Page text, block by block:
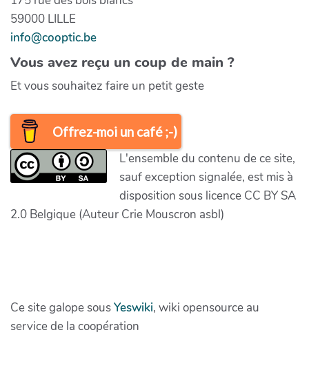
59000 LILLE
info@cooptic.be
Vous avez reçu un coup de main ?
Et vous souhaitez faire un petit geste
Offrez-moi un café ;-)
L'ensemble du contenu de ce site,
sauf exception signalée, est mis à
disposition sous licence CC BY SA
2.0 Belgique (Auteur Crie Mouscron asbl)
Ce site galope sousYeswiki, wiki opensource au
service de la coopération